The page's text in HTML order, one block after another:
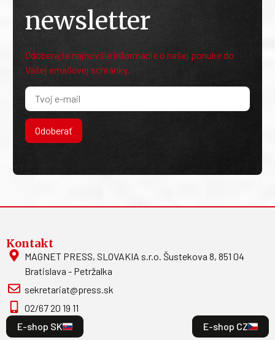
newsletter
Odoberajte najnovšie informácie o našej ponuke do
Vašej emailovej schránky.
Odoberať
Kontakt
MAGNET PRESS, SLOVAKIA s.r.o. Šustekova 8, 851 04
Bratislava - Petržalka
sekretariat@press.sk
02/67 20 19 11
E-shop SK
E-shop CZ